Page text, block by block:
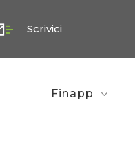
Scrivici
Finapp